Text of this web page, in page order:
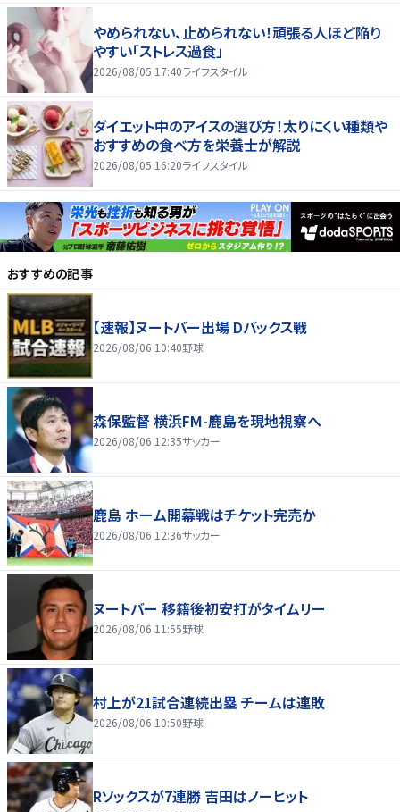
やめられない、止められない！頑張る人ほど陥り
やすい「ストレス過食」
2026/08/05 17:40ライフスタイル
ダイエット中のアイスの選び方！太りにくい種類や
おすすめの食べ方を栄養士が解説
2026/08/05 16:20ライフスタイル
おすすめの記事
【速報】ヌートバー出場 Dバックス戦
2026/08/06 10:40野球
森保監督 横浜FM-鹿島を現地視察へ
2026/08/06 12:35サッカー
鹿島 ホーム開幕戦はチケット完売か
2026/08/06 12:36サッカー
ヌートバー 移籍後初安打がタイムリー
2026/08/06 11:55野球
村上が21試合連続出塁 チームは連敗
2026/08/06 10:50野球
Rソックスが7連勝 吉田はノーヒット